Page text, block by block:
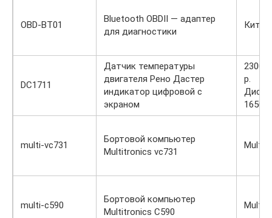
OBD-BT01
Bluetooth OBDII — адаптер
для диагностики
Китай
DC1711
Датчик температуры
двигателя Рено Дастер
индикатор цифровой с
экраном
2300 /
р.
1650 р.
multi-vc731
Бортовой компьютер
Multitronics vc731
multi-c590
Бортовой компьютер
Multitronics C590